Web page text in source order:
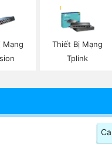
Mạng
Thiết Bị Mạng
Tplink